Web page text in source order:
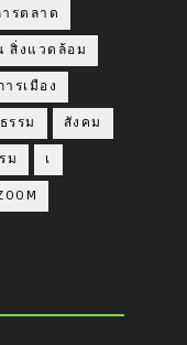
รตลาด
สิ่งแวดล้อม
รเมือง
รรม สังคม
ม เ